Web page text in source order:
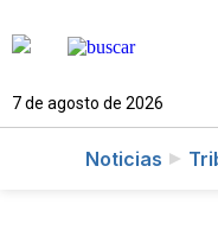
7 de agosto de 2026
Noticias